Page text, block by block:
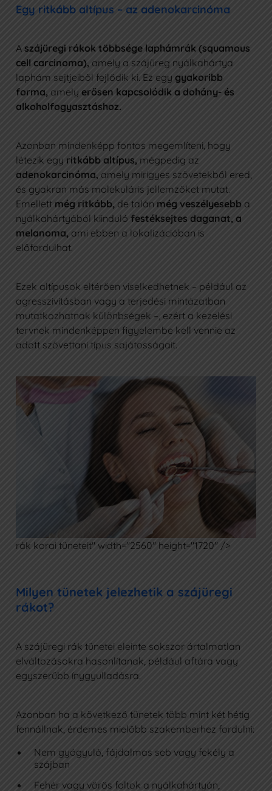
Egy ritkább altípus – az adenokarcinóma
A szájüregi rákok többsége laphámrák (squamous
cell carcinoma), amely a szájüreg nyálkahártya
laphám sejtjeiből fejlődik ki. Ez egy gyakoribb
forma, amely erősen kapcsolódik a dohány- és
alkoholfogyasztáshoz.
Azonban mindenképp fontos megemlíteni, hogy
létezik egy ritkább altípus, mégpedig az
adenokarcinóma, amely mirigyes szövetekből ered,
és gyakran más molekuláris jellemzőket mutat.
Emellett még ritkább, de talán még veszélyesebb a
nyálkahártyából kiinduló festéksejtes daganat, a
melanoma, ami ebben a lokalizációban is
előfordulhat.
Ezek altípusok eltérően viselkedhetnek – például az
agresszivitásban vagy a terjedési mintázatban
mutatkozhatnak különbségek –, ezért a kezelési
tervnek mindenképpen figyelembe kell vennie az
adott szövettani típus sajátosságait.
rák korai tüneteit" width="2560" height="1720" />
Milyen tünetek jelezhetik a szájüregi
rákot?
A szájüregi rák tünetei eleinte sokszor ártalmatlan
elváltozásokra hasonlítanak, például aftára vagy
egyszerűbb ínygyulladásra.
Azonban ha a következő tünetek több mint két hétig
fennállnak, érdemes mielőbb szakemberhez fordulni:
Nem gyógyuló, fájdalmas seb vagy fekély a
szájban
Fehér vagy vörös foltok a nyálkahártyán,